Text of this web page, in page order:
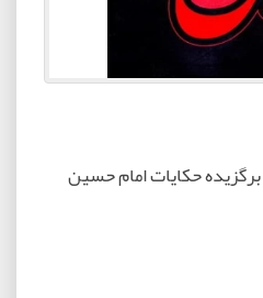
حکایات امام حسین